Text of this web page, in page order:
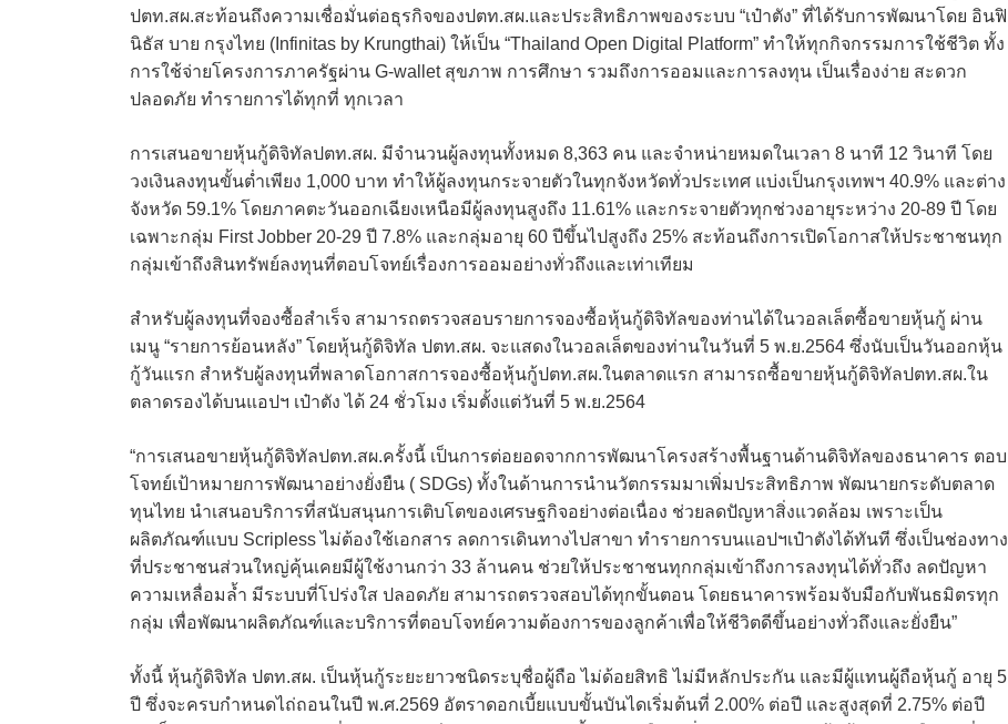
ปตท.สผ.สะท้อนถึงความเชื่อมั่นต่อธุรกิจของปตท.สผ.และประสิทธิภาพของระบบ “เป๋าตัง” ที่ได้รับการพัฒนาโดย อินฟิ
นิธัส บาย กรุงไทย (Infinitas by Krungthai) ให้เป็น “Thailand Open Digital Platform” ทำให้ทุกกิจกรรมการใช้ชีวิต ทั้ง
การใช้จ่ายโครงการภาครัฐผ่าน G-wallet สุขภาพ การศึกษา รวมถึงการออมและการลงทุน เป็นเรื่องง่าย สะดวก
ปลอดภัย ทำรายการได้ทุกที่ ทุกเวลา
การเสนอขายหุ้นกู้ดิจิทัลปตท.สผ. มีจำนวนผู้ลงทุนทั้งหมด 8,363 คน และจำหน่ายหมดในเวลา 8 นาที 12 วินาที โดย
วงเงินลงทุนขั้นต่ำเพียง 1,000 บาท ทำให้ผู้ลงทุนกระจายตัวในทุกจังหวัดทั่วประเทศ แบ่งเป็นกรุงเทพฯ 40.9% และต่าง
จังหวัด 59.1% โดยภาคตะวันออกเฉียงเหนือมีผู้ลงทุนสูงถึง 11.61% และกระจายตัวทุกช่วงอายุระหว่าง 20-89 ปี โดย
เฉพาะกลุ่ม First Jobber 20-29 ปี 7.8% และกลุ่มอายุ 60 ปีขึ้นไปสูงถึง 25% สะท้อนถึงการเปิดโอกาสให้ประชาชนทุก
กลุ่มเข้าถึงสินทรัพย์ลงทุนที่ตอบโจทย์เรื่องการออมอย่างทั่วถึงและเท่าเทียม
สำหรับผู้ลงทุนที่จองซื้อสำเร็จ สามารถตรวจสอบรายการจองซื้อหุ้นกู้ดิจิทัลของท่านได้ในวอลเล็ตซื้อขายหุ้นกู้ ผ่าน
เมนู “รายการย้อนหลัง” โดยหุ้นกู้ดิจิทัล ปตท.สผ. จะแสดงในวอลเล็ตของท่านในวันที่ 5 พ.ย.2564 ซึ่งนับเป็นวันออกหุ้น
กู้วันแรก สำหรับผู้ลงทุนที่พลาดโอกาสการจองซื้อหุ้นกู้ปตท.สผ.ในตลาดแรก สามารถซื้อขายหุ้นกู้ดิจิทัลปตท.สผ.ใน
ตลาดรองได้บนแอปฯ เป๋าตัง ได้ 24 ชั่วโมง เริ่มตั้งแต่วันที่ 5 พ.ย.2564
“การเสนอขายหุ้นกู้ดิจิทัลปตท.สผ.ครั้งนี้ เป็นการต่อยอดจากการพัฒนาโครงสร้างพื้นฐานด้านดิจิทัลของธนาคาร ตอบ
โจทย์เป้าหมายการพัฒนาอย่างยั่งยืน ( SDGs) ทั้งในด้านการนำนวัตกรรมมาเพิ่มประสิทธิภาพ พัฒนายกระดับตลาด
ทุนไทย นำเสนอบริการที่สนับสนุนการเติบโตของเศรษฐกิจอย่างต่อเนื่อง ช่วยลดปัญหาสิ่งแวดล้อม เพราะเป็น
ผลิตภัณฑ์แบบ Scripless ไม่ต้องใช้เอกสาร ลดการเดินทางไปสาขา ทำรายการบนแอปฯเป๋าตังได้ทันที ซึ่งเป็นช่องทาง
ที่ประชาชนส่วนใหญ่คุ้นเคยมีผู้ใช้งานกว่า 33 ล้านคน ช่วยให้ประชาชนทุกกลุ่มเข้าถึงการลงทุนได้ทั่วถึง ลดปัญหา
ความเหลื่อมล้ำ มีระบบที่โปร่งใส ปลอดภัย สามารถตรวจสอบได้ทุกขั้นตอน โดยธนาคารพร้อมจับมือกับพันธมิตรทุก
กลุ่ม เพื่อพัฒนาผลิตภัณฑ์และบริการที่ตอบโจทย์ความต้องการของลูกค้าเพื่อให้ชีวิตดีขึ้นอย่างทั่วถึงและยั่งยืน”
ทั้งนี้ หุ้นกู้ดิจิทัล ปตท.สผ. เป็นหุ้นกู้ระยะยาวชนิดระบุชื่อผู้ถือ ไม่ด้อยสิทธิ ไม่มีหลักประกัน และมีผู้แทนผู้ถือหุ้นกู้ อายุ 5
ปี ซึ่งจะครบกำหนดไถ่ถอนในปี พ.ศ.2569 อัตราดอกเบี้ยแบบขั้นบันไดเริ่มต้นที่ 2.00% ต่อปี และสูงสุดที่ 2.75% ต่อปี